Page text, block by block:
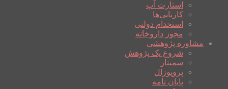
استارت آپ
کاریابی‌ها
استخدام دولتی
مجوز داروخانه
مشاوره پژوهشی
شروع یک پژوهش
سمینار
پروپوزال
پایان نامه